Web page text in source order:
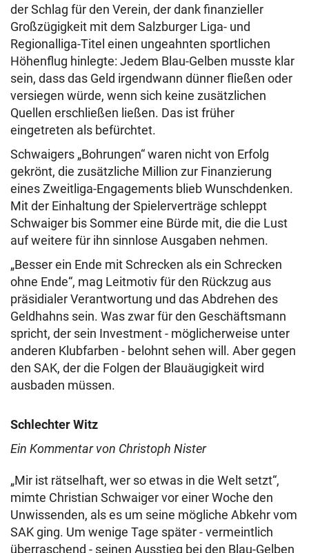
der Schlag für den Verein, der dank finanzieller
Großzügigkeit mit dem Salzburger Liga- und
Regionalliga-Titel einen ungeahnten sportlichen
Höhenflug hinlegte: Jedem Blau-Gelben musste klar
sein, dass das Geld irgendwann dünner fließen oder
versiegen würde, wenn sich keine zusätzlichen
Quellen erschließen ließen. Das ist früher
eingetreten als befürchtet.
Schwaigers „Bohrungen“ waren nicht von Erfolg
gekrönt, die zusätzliche Million zur Finanzierung
eines Zweitliga-Engagements blieb Wunschdenken.
Mit der Einhaltung der Spielerverträge schleppt
Schwaiger bis Sommer eine Bürde mit, die die Lust
auf weitere für ihn sinnlose Ausgaben nehmen.
„Besser ein Ende mit Schrecken als ein Schrecken
ohne Ende“, mag Leitmotiv für den Rückzug aus
präsidialer Verantwortung und das Abdrehen des
Geldhahns sein. Was zwar für den Geschäftsmann
spricht, der sein Investment - möglicherweise unter
anderen Klubfarben - belohnt sehen will. Aber gegen
den SAK, der die Folgen der Blauäugigkeit wird
ausbaden müssen.
Schlechter Witz
Ein Kommentar von Christoph Nister
„Mir ist rätselhaft, wer so etwas in die Welt setzt“,
mimte Christian Schwaiger vor einer Woche den
Unwissenden, als es um seine mögliche Abkehr vom
SAK ging. Um wenige Tage später - vermeintlich
überraschend - seinen Ausstieg bei den Blau-Gelben